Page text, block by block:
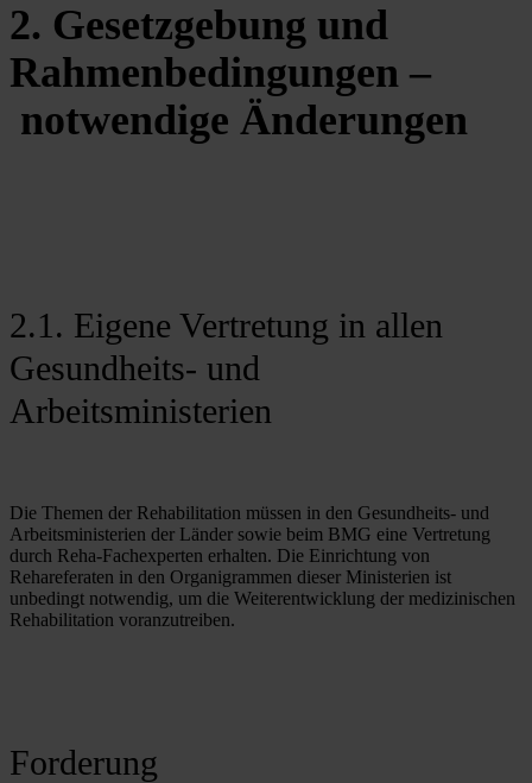
2. Gesetzgebung und
Rahmenbedingungen –
notwendige Änderungen
2.1. Eigene Vertretung in allen
Gesundheits- und
Arbeitsministerien
Die Themen der Rehabilitation müssen in den Gesundheits- und
Arbeitsministerien der Länder sowie beim BMG eine Vertretung
durch Reha-Fachexperten erhalten. Die Einrichtung von
Rehareferaten in den Organigrammen dieser Ministerien ist
unbedingt notwendig, um die Weiterentwicklung der medizinischen
Rehabilitation voranzutreiben.
Forderung